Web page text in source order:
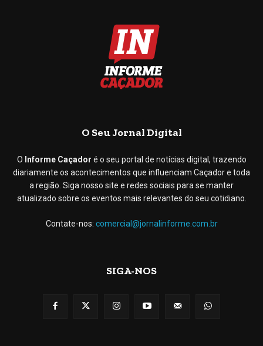
O Seu Jornal Digital
O Informe Caçador é o seu portal de notícias digital, trazendo
diariamente os acontecimentos que influenciam Caçador e toda
a região. Siga nosso site e redes sociais para se manter
atualizado sobre os eventos mais relevantes do seu cotidiano.
Contate-nos: comercial@jornalinforme.com.br
SIGA-NOS